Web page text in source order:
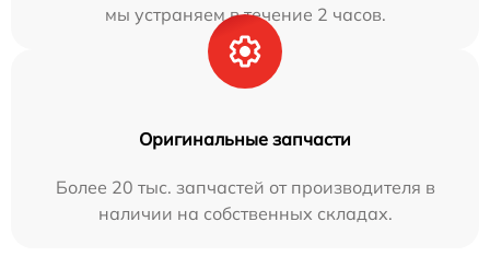
мы устраняем в течение 2 часов.
Оригинальные запчасти
Более 20 тыс. запчастей от производителя в
наличии на собственных складах.